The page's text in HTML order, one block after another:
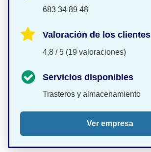
683 34 89 48
Valoración de los clientes
4,8 / 5 (19 valoraciones)
Servicios disponibles
Trasteros y almacenamiento
Ver empresa